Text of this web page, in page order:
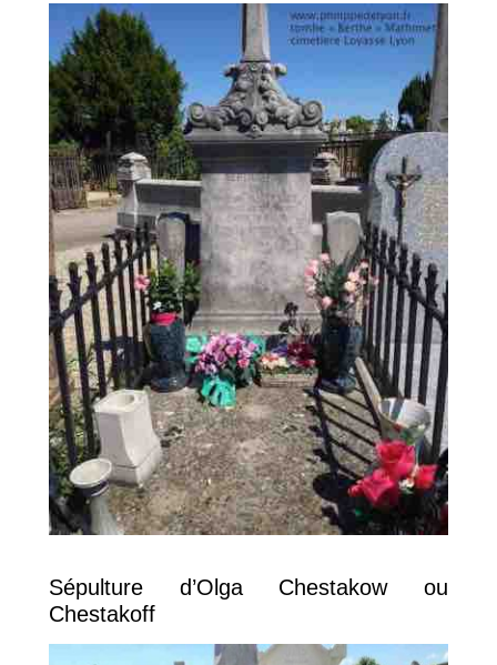
Sépulture d’Olga Chestakow ou
Chestakoff